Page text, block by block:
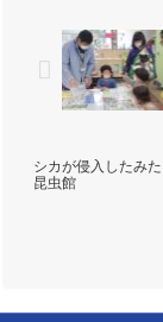
シカが侵入したみ
昆虫館